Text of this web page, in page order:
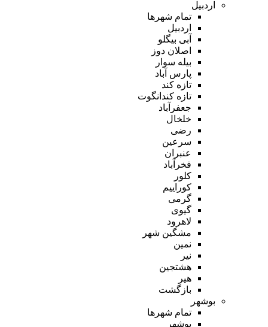
اردبیل
تمام شهر‌ها
اردبیل
آبی بیگلو
اصلان دوز
بیله سوار
پارس آباد
تازه کند
تازه کندانگوت
جعفرآباد
خلخال
رضی
سرعین
عنبران
فخرآباد
کلور
کوراییم
گرمی
گیوی
لاهرود
مشگین شهر
نمین
نیر
هشتجین
هیر
بازگشت
بوشهر
تمام شهر‌ها
بوشهر